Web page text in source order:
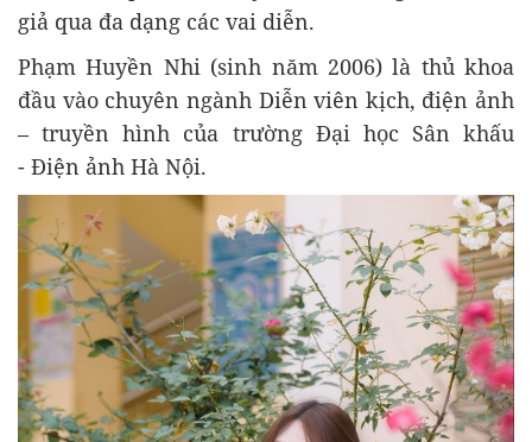
giả qua đa dạng các vai diễn.
Phạm Huyền Nhi (sinh năm 2006) là thủ khoa
đầu vào chuyên ngành Diễn viên kịch, điện ảnh
– truyền hình của trường Đại học Sân khấu
- Điện ảnh Hà Nội.